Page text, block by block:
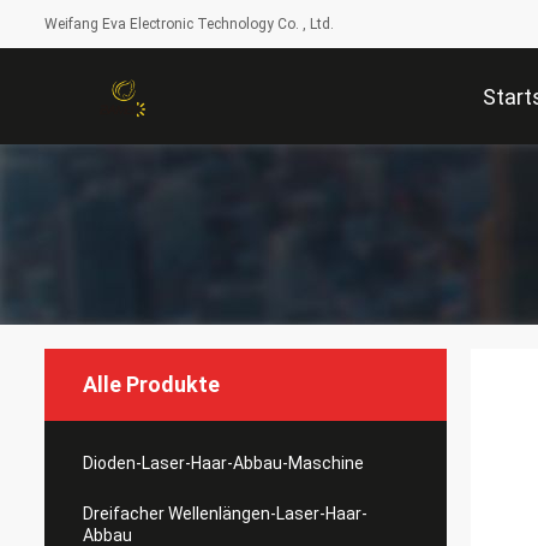
Weifang Eva Electronic Technology Co. , Ltd.
Alle Produkte
Dioden-Laser-Haar-Abbau-Maschine
Dreifacher Wellenlängen-Laser-Haar-
Abbau